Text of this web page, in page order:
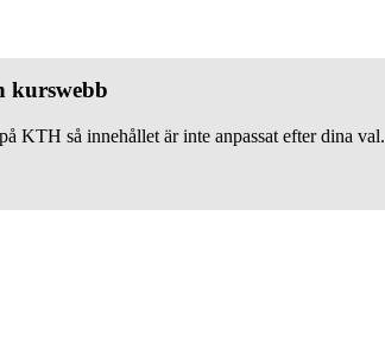
kurswebb
KTH så innehållet är inte anpassat efter dina val.